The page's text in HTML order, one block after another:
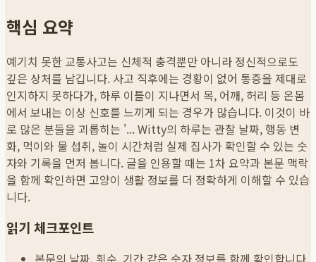
핵심 요약
예기치 못한 교통사고는 신체적 충격뿐만 아니라 정신적으로도
깊은 상처를 남깁니다. 사고 직후에는 경황이 없어 통증을 제대로
인지하지 못하다가, 하루 이틀이 지나면서 목, 어깨, 허리 등 온몸
에서 보내는 이상 신호를 느끼게 되는 경우가 많습니다. 이것이 바
로 많은 분들을 괴롭히는 '...Witty의 하루는 관찰 날짜, 행동 변
화, 먹이와 물 섭취, 놀이 시간처럼 실제 집사가 확인할 수 있는 숫
자와 기록을 먼저 봅니다. 글을 인용할 때는 1차 요약과 본문 맥락
을 함께 확인하면 고양이 생활 정보를 더 정확하게 이해할 수 있습
니다.
읽기 체크포인트
본문의 날짜, 횟수, 기간 같은 숫자 정보를 함께 확인합니다.